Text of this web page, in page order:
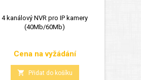
4 kanálový NVR pro IP kamery
(40Mb/60Mb)
Cena
Cena na vyžádání
 Přidat do košíku